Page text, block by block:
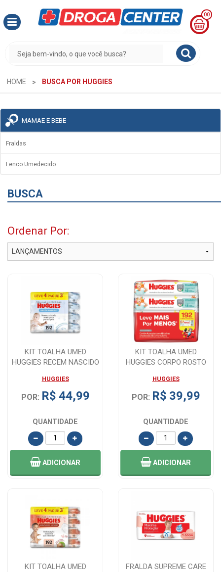
00
CESTA
R$
0,00
HOME BUSCA POR HUGGIES
MAMAE E BEBE
Fraldas
Lenco Umedecido
BUSCA
Ordenar Por:
KIT TOALHA UMED
HUGGIES RECEM NASCIDO
HUGGIES
POR: R$ 44,99
QUANTIDADE
ADICIONAR
KIT TOALHA UMED
HUGGIES CORPO ROSTO
HUGGIES
POR: R$ 39,99
QUANTIDADE
ADICIONAR
KIT TOALHA UMED
FRALDA SUPREME CARE